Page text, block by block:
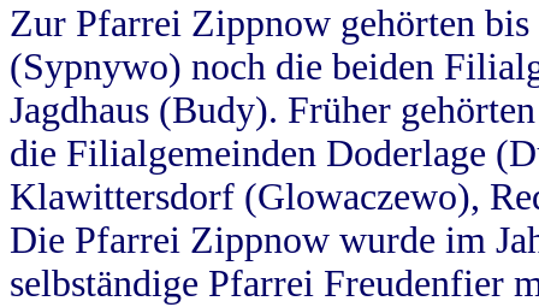
Zur Pfarrei Zippnow gehörten
(Sypnywo) noch die beiden
Jagdhaus (Budy). Früher
die Filialgemeinden Doderlage
Klawittersdorf (Glowaczewo),
Die Pfarrei Zippnow wurde im
selbständige Pfarrei Freudenfier